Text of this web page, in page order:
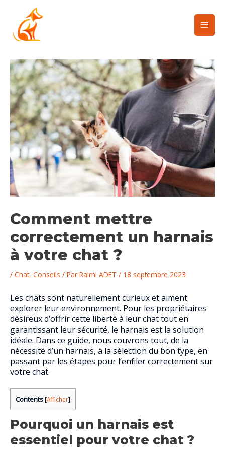
Comment mettre
correctement un harnais
à votre chat ?
/ Chat, Conseils / Par Raimi ADET / 18 septembre 2023
Les chats sont naturellement curieux et aiment
explorer leur environnement. Pour les propriétaires
désireux d’offrir cette liberté à leur chat tout en
garantissant leur sécurité, le harnais est la solution
idéale. Dans ce guide, nous couvrons tout, de la
nécessité d’un harnais, à la sélection du bon type, en
passant par les étapes pour l’enfiler correctement sur
votre chat.
Contents [Afficher]
Pourquoi un harnais est
essentiel pour votre chat ?